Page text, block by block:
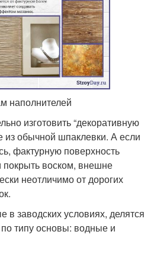
наполнителей
изготовить “декоративную
из обычной шпаклевки. А если
фактурную поверхность
покрыть воском, внешне
неотличимо от дорогих
в заводских условиях, делятся
типу основы: водные и